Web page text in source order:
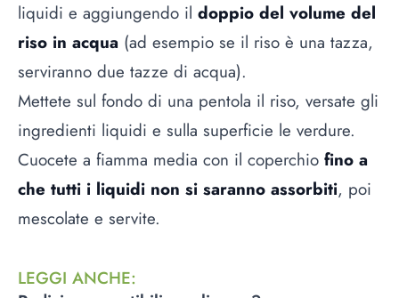
liquidi e aggiungendo il doppio del volume del
riso in acqua (ad esempio se il riso è una tazza,
serviranno due tazze di acqua).
Mettete sul fondo di una pentola il riso, versate gli
ingredienti liquidi e sulla superficie le verdure.
Cuocete a fiamma media con il coperchio fino a
che tutti i liquidi non si saranno assorbiti, poi
mescolate e servite.
LEGGI ANCHE: